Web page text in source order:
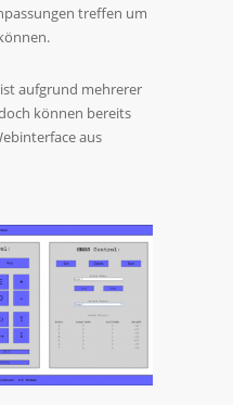
treffen um
aufgrund mehrerer
können bereits
aus